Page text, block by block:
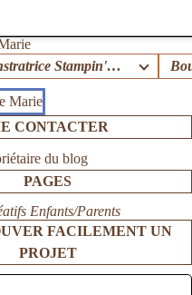
Démonstratrice Stampin'Up !
CONTACTER
du blog
PAGES
Enfants/Parents
FACILEMENT UN
PROJET